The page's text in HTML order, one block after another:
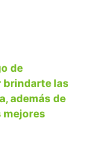
de
brindarte las
además de
mejores